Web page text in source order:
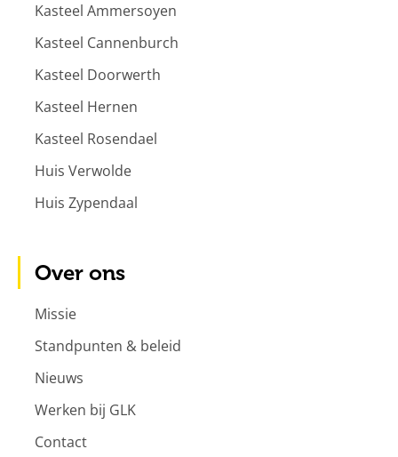
Kasteel Ammersoyen
Kasteel Cannenburch
Kasteel Doorwerth
Kasteel Hernen
Kasteel Rosendael
Huis Verwolde
Huis Zypendaal
Over ons
Missie
Standpunten & beleid
Nieuws
Werken bij GLK
Contact